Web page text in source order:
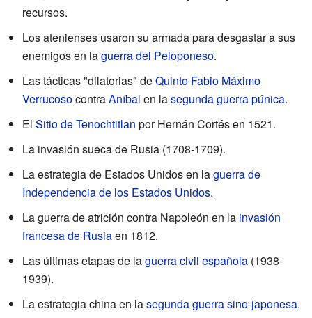
recursos.
Los atenienses usaron su armada para desgastar a sus
enemigos en laguerra del Peloponeso.
Las tácticas "dilatorias" deQuinto Fabio Máximo
VerrucosocontraAníbal en lasegunda guerra púnica.
El Sitio de Tenochtitlan por Hernán Cortés en 1521.
La invasión sueca de Rusia (1708-1709).
La estrategia de Estados Unidos en laguerra de
Independencia de los Estados Unidos.
La guerra de atrición contra Napoleón en la invasión
francesa de Rusiaen 1812.
Las últimas etapas de laguerra civil española (1938-
1939).
La estrategia china en lasegunda guerra sino-japonesa.